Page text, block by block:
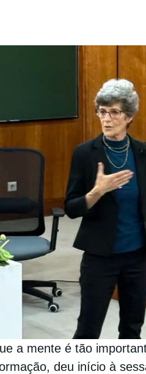
a mente é tão
deu início à